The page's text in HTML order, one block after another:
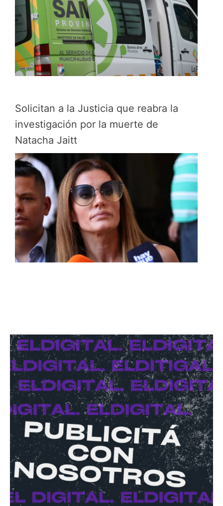
Solicitan a la Justicia que reabra la
investigación por la muerte de
Natacha Jaitt